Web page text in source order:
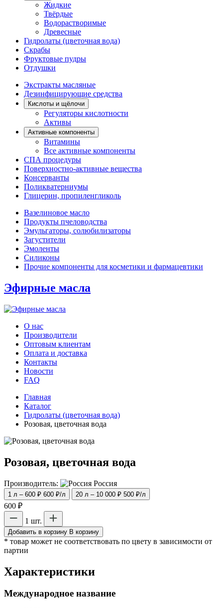
Жидкие
Твёрдые
Водорастворимые
Древесные
Гидролаты (цветочная вода)
Скрабы
Фруктовые пудры
Отдушки
Экстракты масляные
Дезинфицирующие средства
Кислоты и щёлочи
Регуляторы кислотности
Активы
Активные компоненты
Витамины
Все активные компоненты
СПА процедуры
Поверхностно-активные вещества
Консерванты
Поликватерниумы
Глицерин, пропиленгликоль
Вазелиновое масло
Продукты пчеловодства
Эмульгаторы, солюбилизаторы
Загустители
Эмоленты
Силиконы
Прочие компоненты для косметики и фармацевтики
Эфирные масла
О нас
Производители
Оптовым клиентам
Оплата и доставка
Контакты
Новости
FAQ
Главная
Каталог
Гидролаты (цветочная вода)
Розовая, цветочная вода
Розовая, цветочная вода
Производитель: Россия
1 л – 600 ₽ 600 ₽/л 20 л – 10 000 ₽ 500 ₽/л
600 ₽
1 шт.
Добавить в корзину В корзину
* товар может не соответствовать по цвету в зависимости от
партии
Характеристики
Международное название